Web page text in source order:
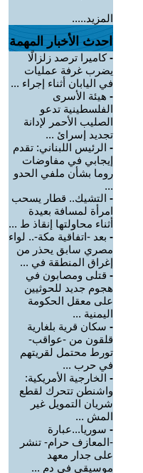
المزيد.....
احدث الأخبار المهمة
-كاميرا ترصد زلزالًا
يضرب غرفة عمليات
في اليابان أثناء إجراء ...
- هيئة الأسرى
الفلسطينية تدعو
الصليب الأحمر لإدانة
تجديد إسرائ ...
- الرئيس اللبناني: تقدم
إيجابي في مفاوضات
روما بشأن ملفي الحدو
...
- التشيك.. قطار يسحب
امرأة لمسافة بعيدة
أثناء محاولتها إنقاذ ط ...
- بعد -اتفاقية مكة-.. لواء
مصري سابق يحذر من
إغراق المنطقة في ...
- قتلى ومصابون في
هجوم جديد للحوثيين
على معقل الحكومة
اليمنية ...
- سكان قرية بلغارية
قلقون من -عواقب-
تورط محتمل لقريتهم
في حرب ...
- الخارجية الأمريكية:
واشنطن تتحرك لقطع
شريان التمويل غير
المش ...
- سوريا...عبارة
-المعازف حرام- تنشر
على جدار معهد
موسيقي في دم ...